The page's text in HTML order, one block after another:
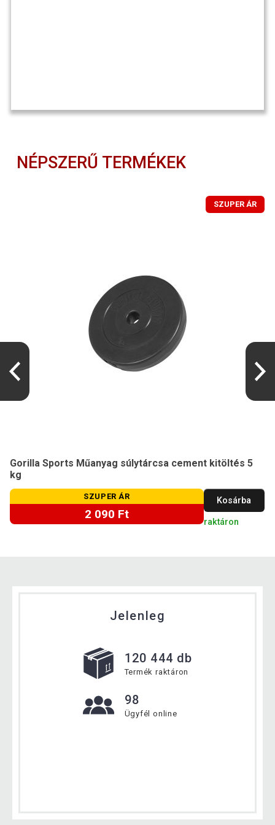
NÉPSZERŰ TERMÉKEK
SZUPER ÁR
Gorilla Sports Műanyag súlytárcsa cement kitöltés 5
kg
SZUPER ÁR
2 090 Ft
Kosárba
raktáron
Jelenleg
120 444 db
Termék raktáron
98
Ügyfél online